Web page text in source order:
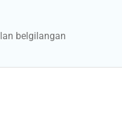
belgilangan